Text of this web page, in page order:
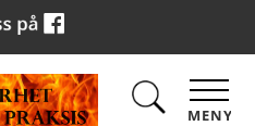
MENY